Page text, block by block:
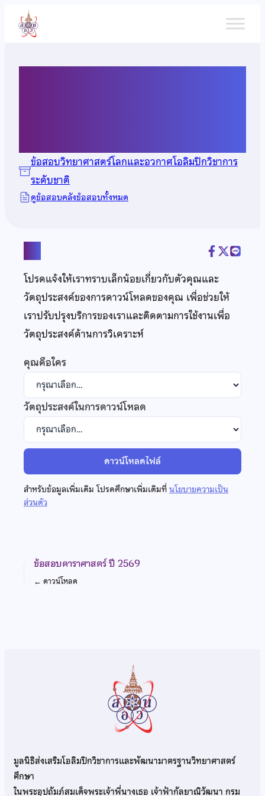
เนื้อหา
ข้อสอบวิทยาศาสตร์โลกและอวกาศโอลิมปิกวิชาการ
ระดับชาติ
ดูข้อสอบคลังข้อสอบทั้งหมด
โปรดแจ้งให้เราทราบเล็กน้อยเกี่ยวกับตัวคุณและ
วัตถุประสงค์ของการดาวน์โหลดของคุณ เพื่อช่วยให้
เราปรับปรุงบริการของเราและติดตามการใช้งานเพื่อ
วัตถุประสงค์ด้านการวิเคราะห์
คุณคือใคร
วัตถุประสงค์ในการดาวน์โหลด
ดาวน์โหลดไฟล์
สำหรับข้อมูลเพิ่มเติม โปรดศึกษาเพิ่มเติมที่นโยบายความเป็น
ส่วนตัว
ข้อสอบดาราศาสตร์ ปี 2569
← ดาวน์โหลด
มูลนิธิส่งเสริมโอลิมปิกวิชาการและพัฒนามาตรฐานวิทยาศาสตร์
ศึกษา
ในพระอุปถัมภ์สมเด็จพระเจ้าพี่นางเธอ เจ้าฟ้ากัลยาณิวัฒนา กรม